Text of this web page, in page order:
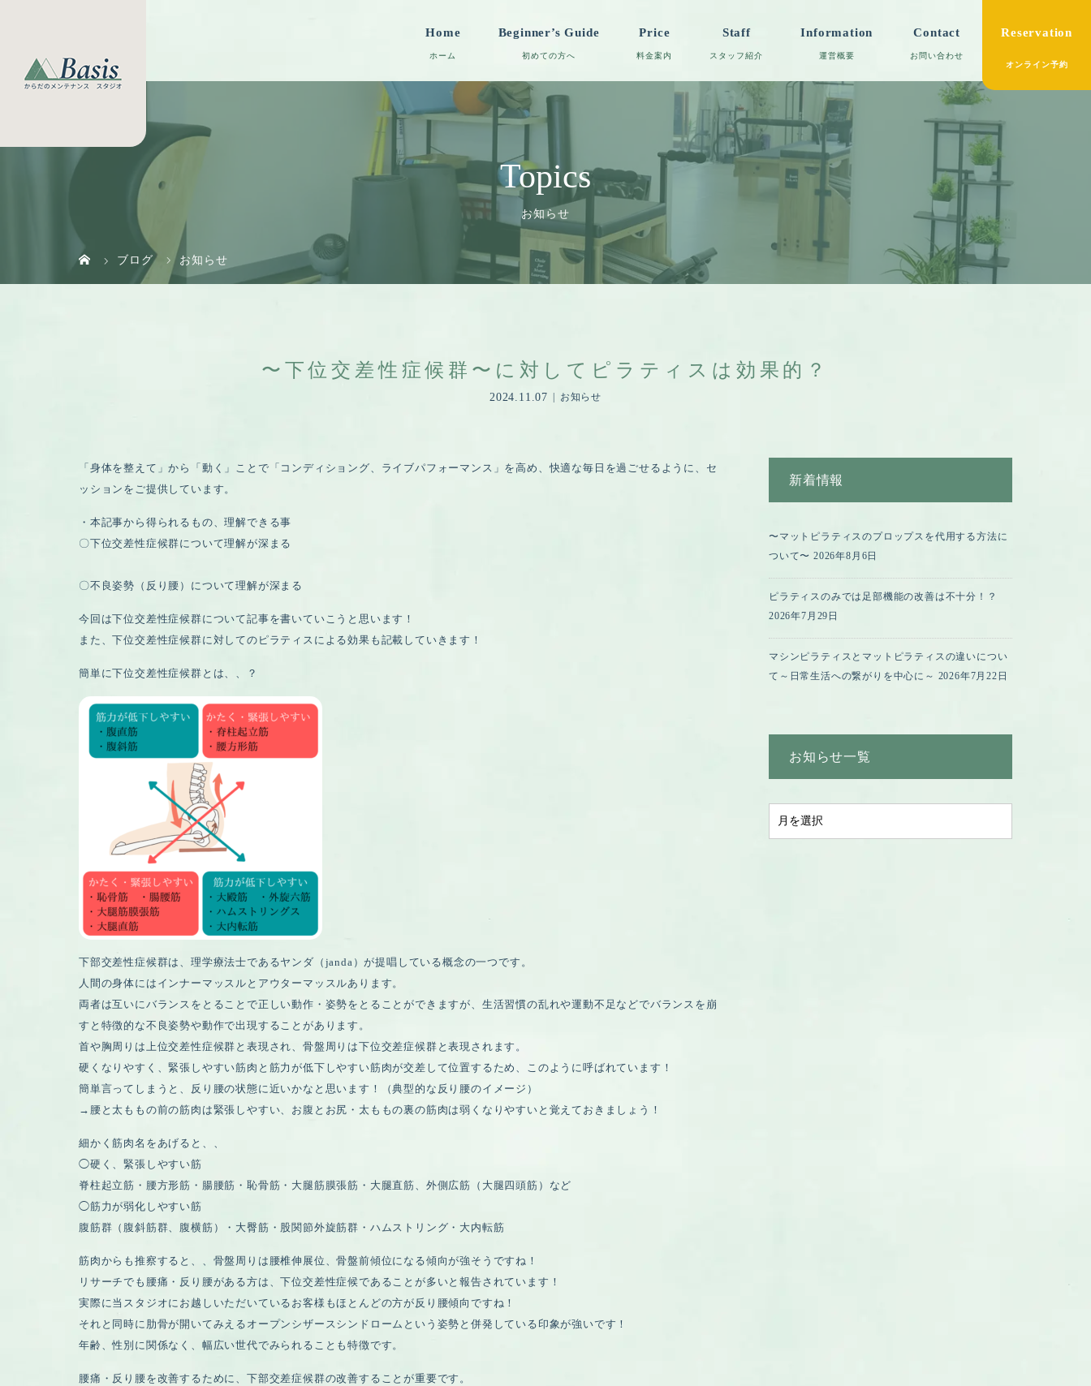
Home Beginner’s Guide Price Staff Information Contact Reservation
Topics
お知らせ
ブログ お知らせ
〜下位交差性症候群〜に対してピラティスは効果的？
2024.11.07 お知らせ
「身体を整えて」から「動く」ことで「コンディショング、ライブパフォーマンス」を高め、快適な毎日を過ごせるように、セ
ッションをご提供しています。
・本記事から得られるもの、理解できる事
〇下位交差性症候群について理解が深まる
〇不良姿勢（反り腰）について理解が深まる
今回は下位交差性症候群について記事を書いていこうと思います！
また、下位交差性症候群に対してのピラティスによる効果も記載していきます！
簡単に下位交差性症候群とは、、？
下部交差性症候群は、理学療法士であるヤンダ（janda）が提唱している概念の一つです。
人間の身体にはインナーマッスルとアウターマッスルあります。
両者は互いにバランスをとることで正しい動作・姿勢をとることができますが、生活習慣の乱れや運動不足などでバランスを崩
すと特徴的な不良姿勢や動作で出現することがあります。
首や胸周りは上位交差性症候群と表現され、骨盤周りは下位交差症候群と表現されます。
硬くなりやすく、緊張しやすい筋肉と筋力が低下しやすい筋肉が交差して位置するため、このように呼ばれています！
簡単言ってしまうと、反り腰の状態に近いかなと思います！（典型的な反り腰のイメージ）
→腰と太ももの前の筋肉は緊張しやすい、お腹とお尻・太ももの裏の筋肉は弱くなりやすいと覚えておきましょう！
細かく筋肉名をあげると、、
◯硬く、緊張しやすい筋
脊柱起立筋・腰方形筋・腸腰筋・恥骨筋・大腿筋膜張筋・大腿直筋、外側広筋（大腿四頭筋）など
◯筋力が弱化しやすい筋
腹筋群（腹斜筋群、腹横筋）・大臀筋・股関節外旋筋群・ハムストリング・大内転筋
筋肉からも推察すると、、骨盤周りは腰椎伸展位、骨盤前傾位になる傾向が強そうですね！
リサーチでも腰痛・反り腰がある方は、下位交差性症候であることが多いと報告されています！
実際に当スタジオにお越しいただいているお客様もほとんどの方が反り腰傾向ですね！
それと同時に肋骨が開いてみえるオープンシザースシンドロームという姿勢と併発している印象が強いです！
年齢、性別に関係なく、幅広い世代でみられることも特徴です。
腰痛・反り腰を改善するために、下部交差症候群の改善することが重要です。
新着情報
〜マットピラティスのプロップスを代用する方法に
ついて〜 2026年8月6日
ピラティスのみでは足部機能の改善は不十分！？
2026年7月29日
マシンピラティスとマットピラティスの違いについ
て～日常生活への繋がりを中心に～ 2026年7月22日
お知らせ一覧